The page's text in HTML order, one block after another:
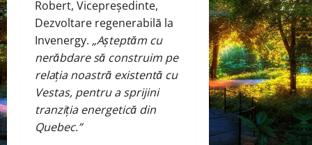
Robert, Vicepreședinte,
Dezvoltare regenerabilă la
Invenergy. „Așteptăm cu
nerăbdare să construim pe
relația noastră existentă cu
Vestas, pentru a sprijini
tranziția energetică din
Quebec.”